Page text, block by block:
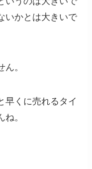
いかとは大きいで
。
早くに売れるタイ
。